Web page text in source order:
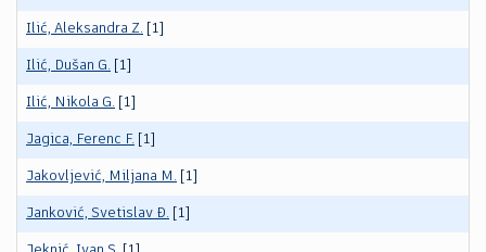
Ilić, Aleksandra Z. [1]
Ilić, Dušan G. [1]
Ilić, Nikola G. [1]
Jagica, Ferenc F. [1]
Jakovljević, Miljana M. [1]
Janković, Svetislav Đ. [1]